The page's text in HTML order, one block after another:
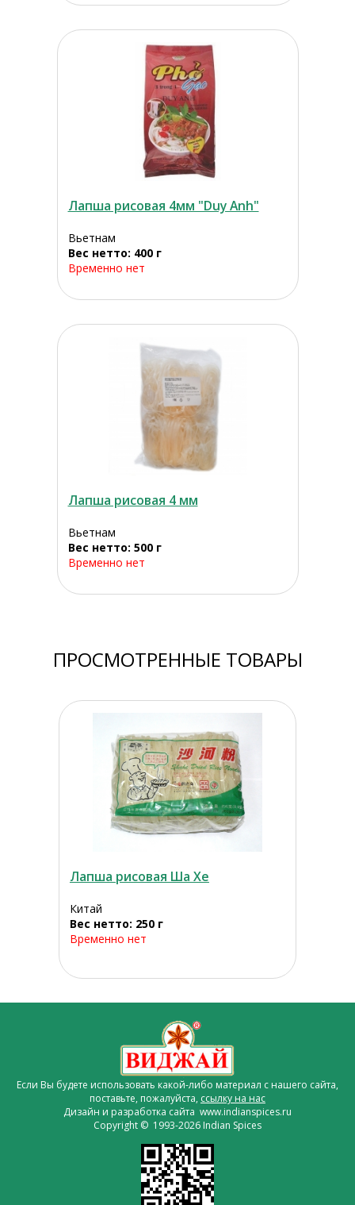
Лапша рисовая 4мм "Duy Anh"
Вьетнам
Вес нетто: 400 г
Временно нет
Лапша рисовая 4 мм
Вьетнам
Вес нетто: 500 г
Временно нет
ПРОСМОТРЕННЫЕ ТОВАРЫ
Лапша рисовая Ша Хе
Китай
Вес нетто: 250 г
Временно нет
Если Вы будете использовать какой-либо материал с нашего сайта,
поставьте, пожалуйста, ссылку на нас
Дизайн и разработка сайта www.indianspices.ru
Copyright © 1993-2026 Indian Spices